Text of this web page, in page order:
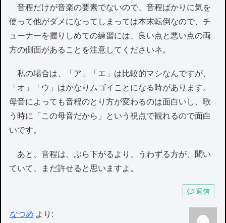
音程だけが音楽の要素でないので、音程ばかりに気を
使って他がダメになってしまっては本末転倒なので、チ
ューナーを握りしめての練習には、良い点と悪い点の両
方の側面があることを注意してくださいネ。
私の場合は、「ア」「エ」は比較的マシなんですが、
「オ」「ウ」はかなりムゴイことになる時があります。
母音によっても音程のとり方が変わるのは面白いし、歌
う時に「この母音だから」という視点で観れるので面白
いです。
あと、音程は、ぶら下がるより、うわずる方が、聞い
ていて、まだ許せると思いますよ。
返信
なつめ より: